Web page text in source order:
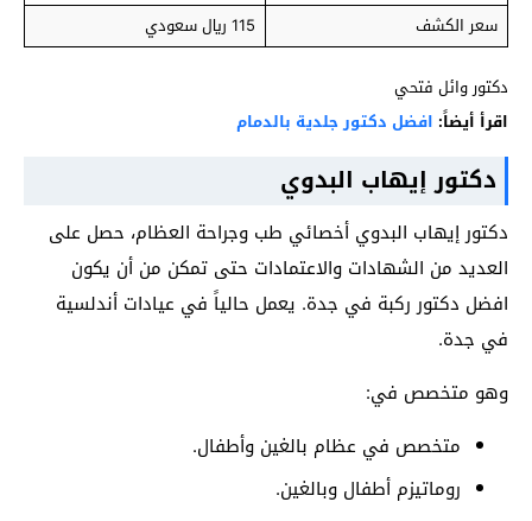
سعر الكشف 115 ريال سعودي
دكتور وائل فتحي
اقرأ أيضاً: افضل دكتور جلدية بالدمام
دكتور إيهاب البدوي
دكتور إيهاب البدوي أخصائي طب وجراحة العظام، حصل على
العديد من الشهادات والاعتمادات حتى تمكن من أن يكون
افضل دكتور ركبة في جدة. يعمل حالياً في عيادات أندلسية
في جدة.
وهو متخصص في:
متخصص في عظام بالغين وأطفال.
روماتيزم أطفال وبالغين.